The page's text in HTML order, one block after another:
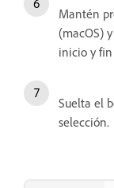
Mantén
(macOS)
inicio y fin
Suelta el
selección.